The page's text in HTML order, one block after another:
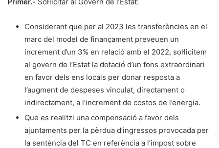
Considerant que per al 2023 les transferències en el
marc del model de finançament preveuen un
increment d’un 3% en relació amb el 2022, sol·licitem
al govern de l’Estat la dotació d’un fons extraordinari
en favor dels ens locals per donar resposta a
l’augment de despeses vinculat, directament o
indirectament, a l’increment de costos de l’energia.
Que es realitzi una compensació a favor dels
ajuntaments per la pèrdua d’ingressos provocada per
la sentència del TC en referència a l’impost sobre